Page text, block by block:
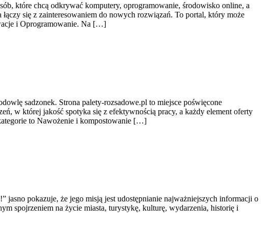
które chcą odkrywać komputery, oprogramowanie, środowisko online, a
się z zainteresowaniem do nowych rozwiązań. To portal, który może
i Oprogramowanie. Na […]
sadzonek. Strona palety-rozsadowe.pl to miejsce poświęcone
w której jakość spotyka się z efektywnością pracy, a każdy element oferty
to Nawożenie i kompostowanie […]
jasno pokazuje, że jego misją jest udostępnianie najważniejszych informacji o
spojrzeniem na życie miasta, turystykę, kulturę, wydarzenia, historię i